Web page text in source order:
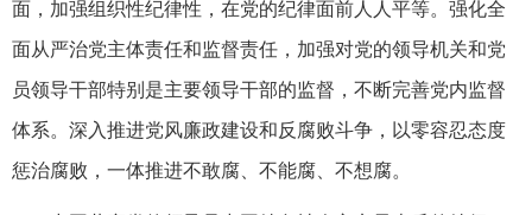
面，加强组织性纪律性，在党的纪律面前人人平等。强化全
面从严治党主体责任和监督责任，加强对党的领导机关和党
员领导干部特别是主要领导干部的监督，不断完善党内监督
体系。深入推进党风廉政建设和反腐败斗争，以零容忍态度
惩治腐败，一体推进不敢腐、不能腐、不想腐。